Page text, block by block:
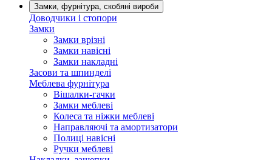
Замки, фурнітура, скобяні вироби
Доводчики і стопори
Замки
Замки врізні
Замки навісні
Замки накладні
Засови та шпинделі
Меблева фурнітура
Вішалки-гачки
Замки меблеві
Колеса та ніжки меблеві
Направляючі та амортизатори
Полиці навісні
Ручки меблеві